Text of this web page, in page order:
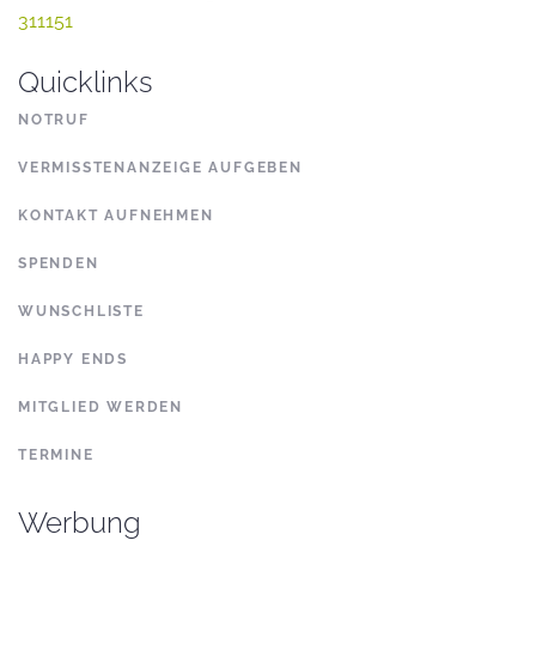
311151
Quicklinks
NOTRUF
VERMISSTENANZEIGE AUFGEBEN
KONTAKT AUFNEHMEN
SPENDEN
WUNSCHLISTE
HAPPY ENDS
MITGLIED WERDEN
TERMINE
Werbung